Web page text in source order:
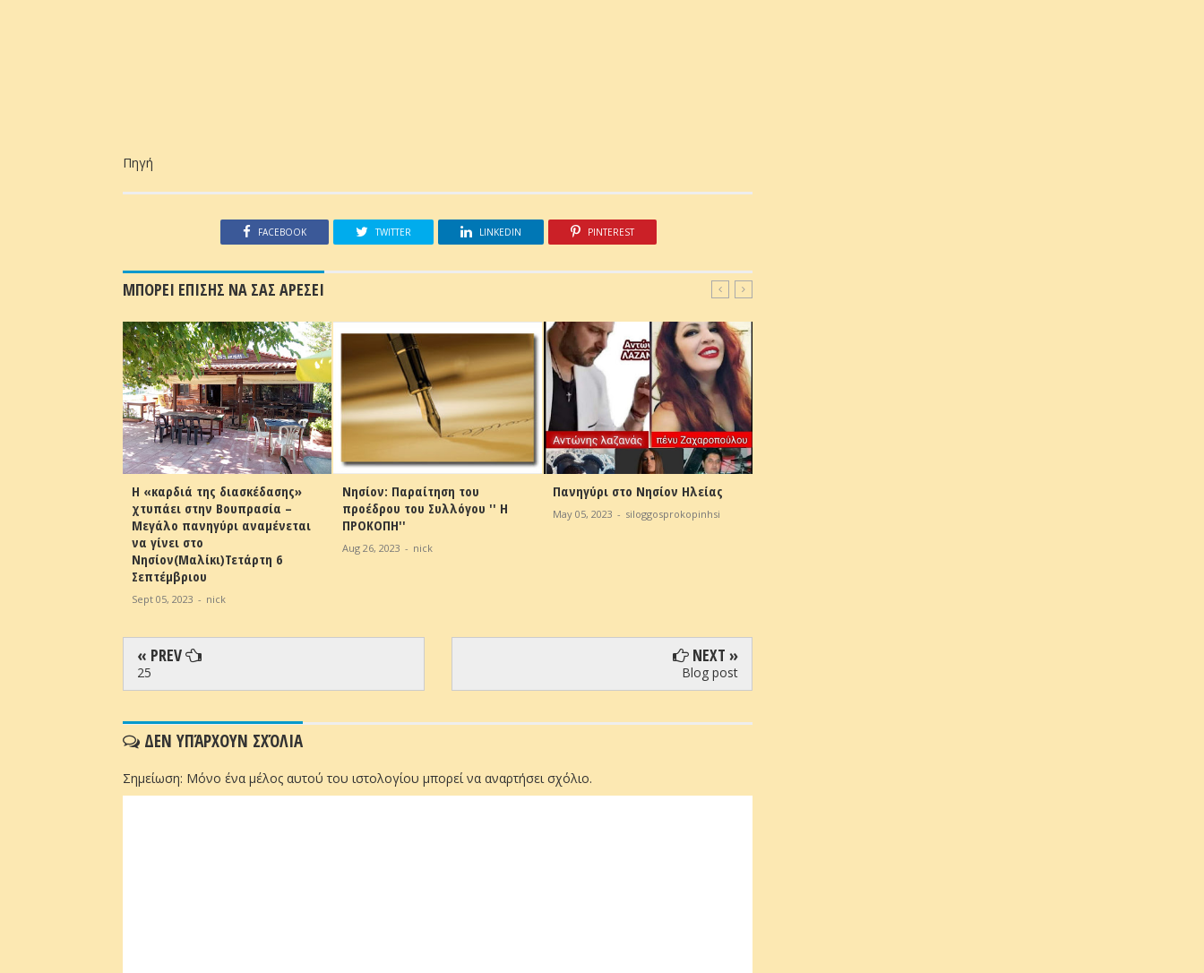
Πηγή
FACEBOOK TWITTER LINKEDIN PINTEREST
ΜΠΟΡΕΙ ΕΠΙΣΗΣ ΝΑ ΣΑΣ ΑΡΕΣΕΙ
Η «καρδιά της διασκέδασης»
χτυπάει στην Βουπρασία –
Μεγάλο πανηγύρι αναμένεται
να γίνει στο
Νησίον(Μαλίκι)Τετάρτη 6
Σεπτέμβριου
Sept 05, 2023 - nick
Νησίον: Παραίτηση του
προέδρου του Συλλόγου '' Η
ΠΡΟΚΟΠΗ''
Aug 26, 2023 - nick
Πανηγύρι στο Νησίον Ηλείας
May 05, 2023 - siloggosprokopinhsi
« PREV
25
NEXT »
Blog post
ΔΕΝ ΥΠΆΡΧΟΥΝ ΣΧΌΛΙΑ
Σημείωση: Μόνο ένα μέλος αυτού του ιστολογίου μπορεί να αναρτήσει σχόλιο.